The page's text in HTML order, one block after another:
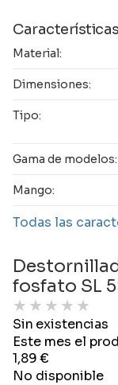
Material:
Dimensiones:
Tipo:
Gama de modelos:
Mango:
Todas las
fosfato SL
★ ★ ★ ★ ★
Sin existencias
Este mes el
1,89€
No disponible